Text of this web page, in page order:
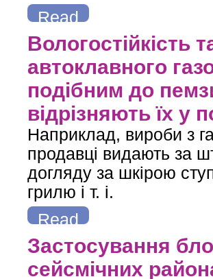
Read
more
Вологостійкість
автоклавного
подібним до
відрізняють їх у
Наприклад, вироби з
продавці видають за
догляду за шкірою
грилю і т. і.
Read
more
Застосування
сейсмічних